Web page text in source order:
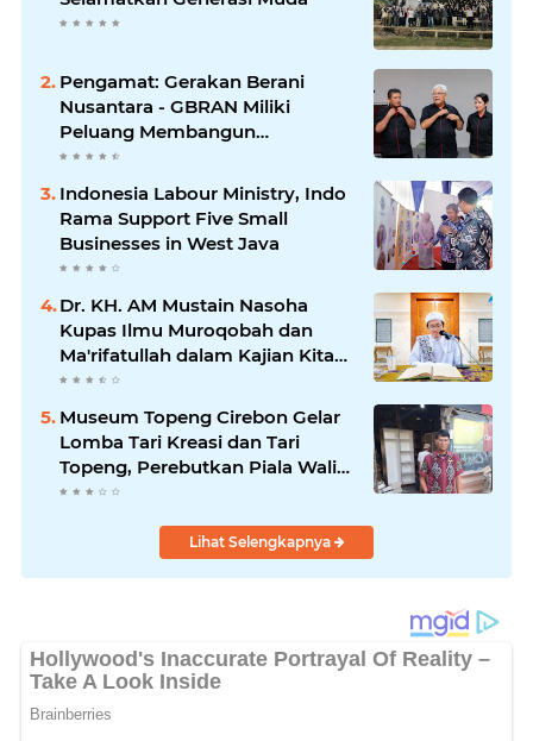
Pengamat: Gerakan Berani
Nusantara - GBRAN Miliki
Peluang Membangun
Identitasnya Sendiri
Indonesia Labour Ministry, Indo
Rama Support Five Small
Businesses in West Java
Dr. KH. AM Mustain Nasoha
Kupas Ilmu Muroqobah dan
Ma'rifatullah dalam Kajian Kitab
Ihya' Ulumuddin
Museum Topeng Cirebon Gelar
Lomba Tari Kreasi dan Tari
Topeng, Perebutkan Piala Wali
Kota
Lihat Selengkapnya